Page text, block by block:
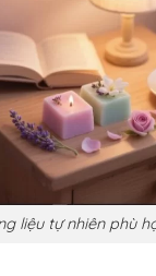
liệu tự nhiên phù